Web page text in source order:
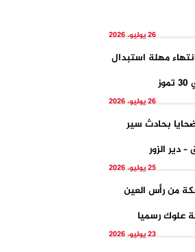
26 يوليو، 2026
مهلة استبدال
26 يوليو، 2026
بحادث سير
الزور
25 يوليو، 2026
من رأس العين
علوك رسميا
23 يوليو، 2026